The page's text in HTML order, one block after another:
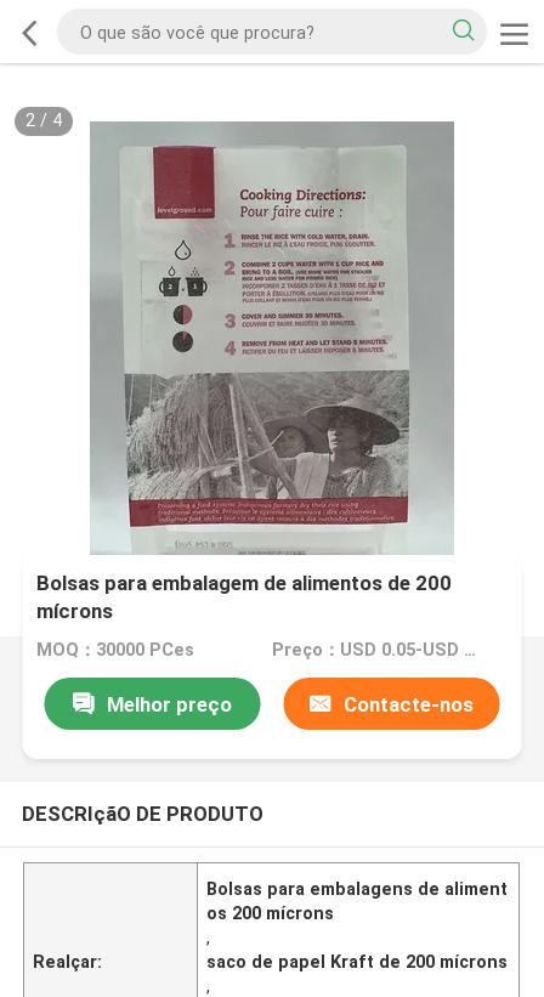
2/ 4
Bolsas para embalagem de alimentos de 200
mícrons
MOQ：30000 PCes Preço：USD 0.05-USD 0.15
Melhor preço Contacte-nos
DESCRIçãO DE PRODUTO
Realçar:
Bolsas para embalagens de aliment
os 200 mícrons
,
saco de papel Kraft de 200 mícrons
,